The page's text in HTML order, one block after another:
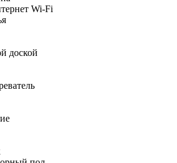
Wi-Fi
доской